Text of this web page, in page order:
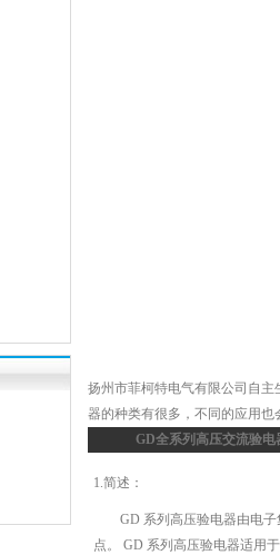
扬州市菲柯特电气有限公司自主
器的种类有很多，不同的应用
GD全系列高压交流验电
1.简述：
GD 系列高压验电器由电子
点。 GD 系列高压验电器适用